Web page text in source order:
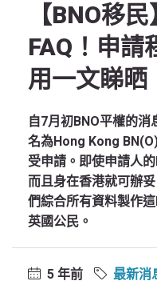
【BNO移
FAQ！申請
用一文睇晒
自7月初BNO平權的
名為Hong Kong
受申請。即使申請人
而且身在香港就可辦
們綜合所有資料製作
英國公民。
5 年前 最新消